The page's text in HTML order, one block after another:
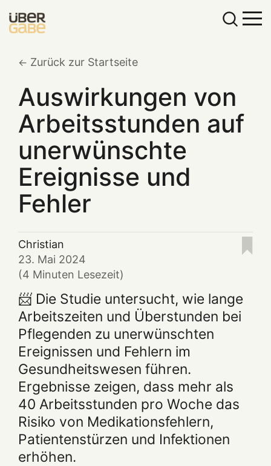
Zurück zur Startseite
Auswirkungen von
Arbeitsstunden auf
unerwünschte
Ereignisse und
Fehler
Christian
23. Mai 2024
(4 Minuten Lesezeit)
📨 Die Studie untersucht, wie lange
Arbeitszeiten und Überstunden bei
Pflegenden zu unerwünschten
Ereignissen und Fehlern im
Gesundheitswesen führen.
Ergebnisse zeigen, dass mehr als
40 Arbeitsstunden pro Woche das
Risiko von Medikationsfehlern,
Patientenstürzen und Infektionen
erhöhen.